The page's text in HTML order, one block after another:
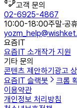
고객 문의
02-6925-4867
10:00-18:00주말·공
요즘IT
요즘IT 소개작가 지원
기타 문의
콘텐츠 제안하기 광고
요즘IT 슬랙봇
크롬
이용약관
개인정보 처리방침